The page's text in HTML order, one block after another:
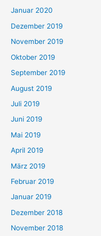
Januar 2020
Dezember 2019
November 2019
Oktober 2019
September 2019
August 2019
Juli 2019
Juni 2019
Mai 2019
April 2019
März 2019
Februar 2019
Januar 2019
Dezember 2018
November 2018